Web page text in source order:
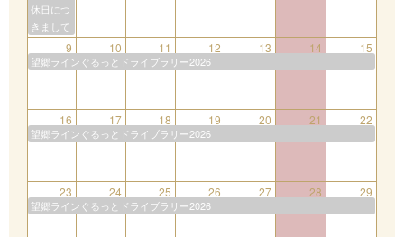
休日につ
きまして
9 10 11 12 13 14 15
望郷ラインぐるっとドライブラリー2026
16 17 18 19 20 21 22
望郷ラインぐるっとドライブラリー2026
23 24 25 26 27 28 29
望郷ラインぐるっとドライブラリー2026